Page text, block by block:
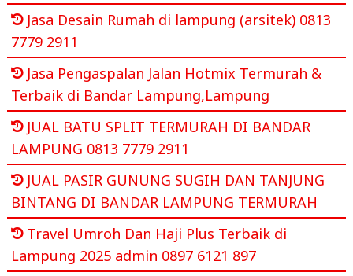
Jasa Desain Rumah di lampung (arsitek) 0813
7779 2911
Jasa Pengaspalan Jalan Hotmix Termurah &
Terbaik di Bandar Lampung,Lampung
JUAL BATU SPLIT TERMURAH DI BANDAR
LAMPUNG 0813 7779 2911
JUAL PASIR GUNUNG SUGIH DAN TANJUNG
BINTANG DI BANDAR LAMPUNG TERMURAH
Travel Umroh Dan Haji Plus Terbaik di
Lampung 2025 admin 0897 6121 897